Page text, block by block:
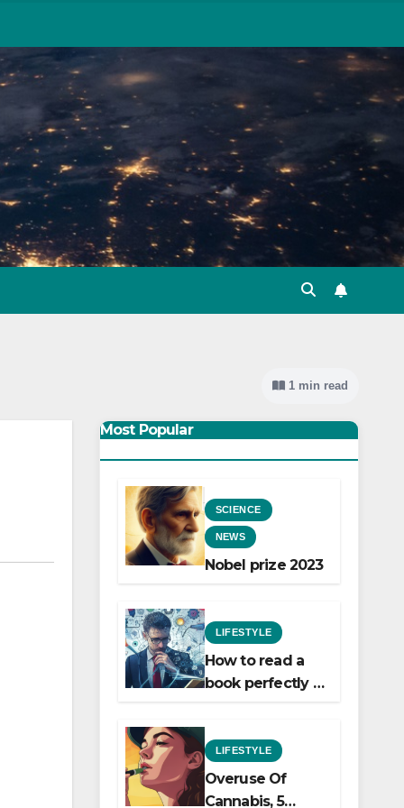
1 min read
Most Popular
SCIENCE
NEWS
Nobel prize 2023
LIFESTYLE
How to read a
book perfectly :
do it!
LIFESTYLE
Overuse Of
Cannabis, 5